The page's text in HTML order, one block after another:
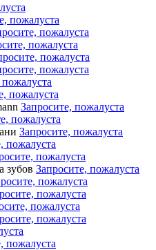
пожалуста
пожалуста
пожалуста
пожалуста
пожалуста
пожалуста
Запросите, пожалуста
пожалуста
Запросите, пожалуста
пожалуста
пожалуста
зубов Запросите, пожалуста
пожалуста
пожалуста
пожалуста
пожалуста
пожалуста